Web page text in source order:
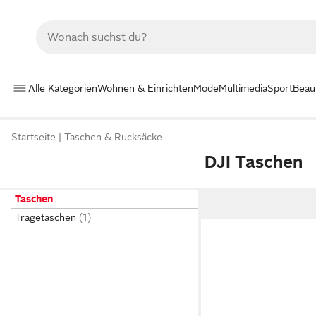
Alle KategorienWohnen & EinrichtenModeMultimediaSport
Startseite Taschen & Rucksäcke
DJI Taschen
Taschen
Tragetaschen